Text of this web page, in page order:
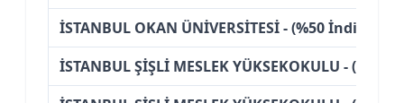
İSTANBUL OKAN ÜNİVERSİTESİ - (%50 İndirimli)
İSTANBUL ŞİŞLİ MESLEK YÜKSEKOKULU - (%50